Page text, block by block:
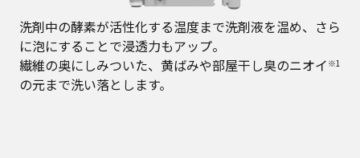
洗剤中の酵素が活性化する温度まで洗剤液を温め、さら
に泡にすることで浸透力もアップ。
繊維の奥にしみついた、黄ばみや部屋干し臭のニオイ ※1
の元まで洗い落とします。